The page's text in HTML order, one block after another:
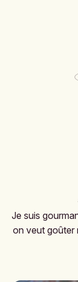
Je suis
on veut goûter